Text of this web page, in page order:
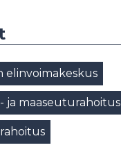
elinvoimakeskus
ja maaseuturahoitus